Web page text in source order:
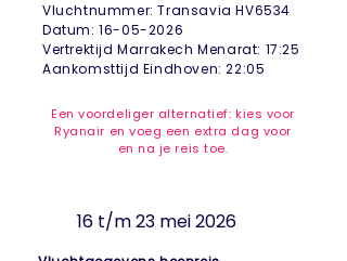
Vluchtnummer: Transavia HV6534
Datum:16-05-2026
Vertrektijd Marrakech Menarat: 17:25
Aankomsttijd Eindhoven: 22:05
Een voordeliger alternatief: kies voor
Ryanair en voeg een extra dag voor
en na je reis toe.
16 t/m 23 mei 2026